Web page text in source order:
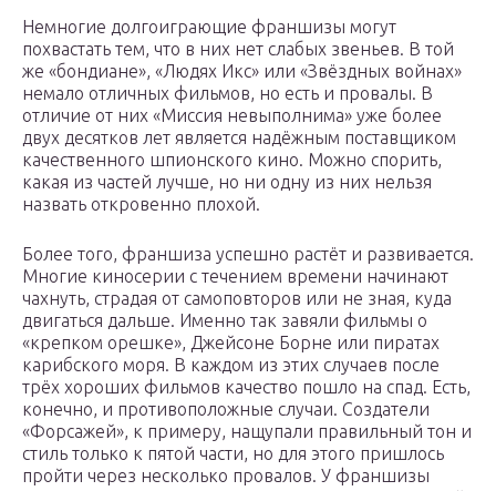
Немногие долгоиграющие франшизы могут
похвастать тем, что в них нет слабых звеньев. В той
же «бондиане», «Людях Икс» или «Звёздных войнах»
немало отличных фильмов, но есть и провалы. В
отличие от них «Миссия невыполнима» уже более
двух десятков лет является надёжным поставщиком
качественного шпионского кино. Можно спорить,
какая из частей лучше, но ни одну из них нельзя
назвать откровенно плохой.
Более того, франшиза успешно растёт и развивается.
Многие киносерии с течением времени начинают
чахнуть, страдая от самоповторов или не зная, куда
двигаться дальше. Именно так завяли фильмы о
«крепком орешке», Джейсоне Борне или пиратах
карибского моря. В каждом из этих случаев после
трёх хороших фильмов качество пошло на спад. Есть,
конечно, и противоположные случаи. Создатели
«Форсажей», к примеру, нащупали правильный тон и
стиль только к пятой части, но для этого пришлось
пройти через несколько провалов. У франшизы